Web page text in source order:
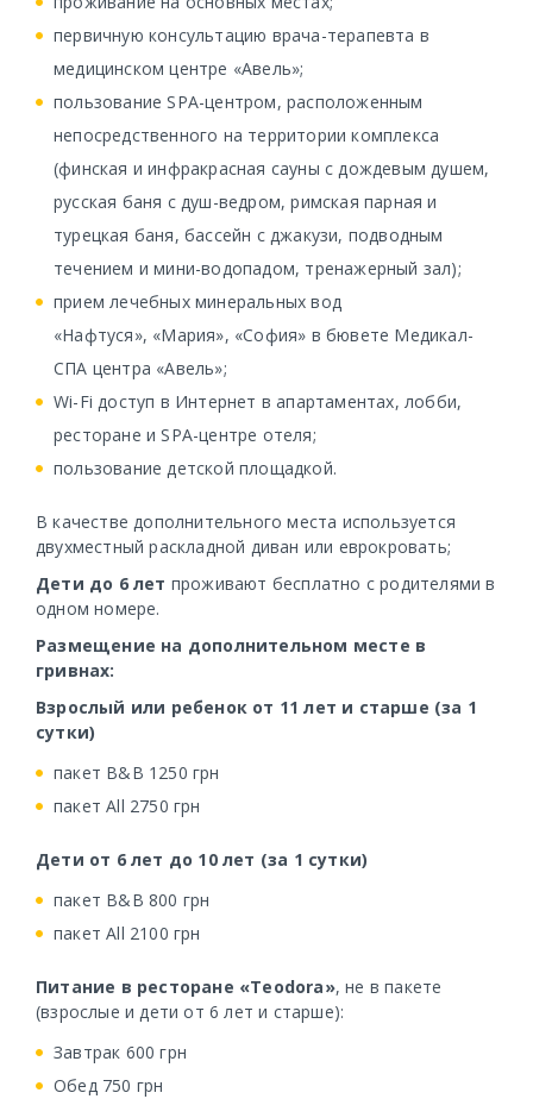
первичную консультацию врача-терапевта в
медицинском центре «Авель»;
пользование SPA-центром, расположенным
непосредственного на территории комплекса
(финская и инфракрасная сауны с дождевым душем,
русская баня с душ-ведром, римская парная и
турецкая баня, бассейн с джакузи, подводным
течением и мини-водопадом, тренажерный зал);
прием лечебных минеральных вод
«Нафтуся», «Мария», «София» в бювете Медикал-
СПА центра «Авель»;
Wi-Fi доступ в Интернет в апартаментах, лобби,
ресторане и SPA-центре отеля;
пользование детской площадкой.
В качестве дополнительного места используется
двухместный раскладной диван или еврокровать;
Дети до 6 лет проживают бесплатно с родителями в
одном номере.
Размещение на дополнительном месте в
гривнах:
Взрослый или ребенок от 11 лет и старше (за 1
сутки)
пакет B&В 1250 грн
пакет Аll 2750 грн
Дети от 6 лет до 10 лет (за 1 сутки)
пакет B&В 800 грн
пакет Аll 2100 грн
Питание в ресторане «Теodora», не в пакете
(взрослые и дети от 6 лет и старше):
Завтрак 600 грн
Обед 750 грн